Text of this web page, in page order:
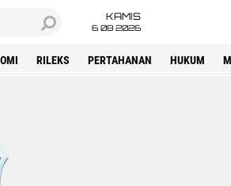
KAMIS
6 08 2026
RILEKS PERTAHANAN HUKUM